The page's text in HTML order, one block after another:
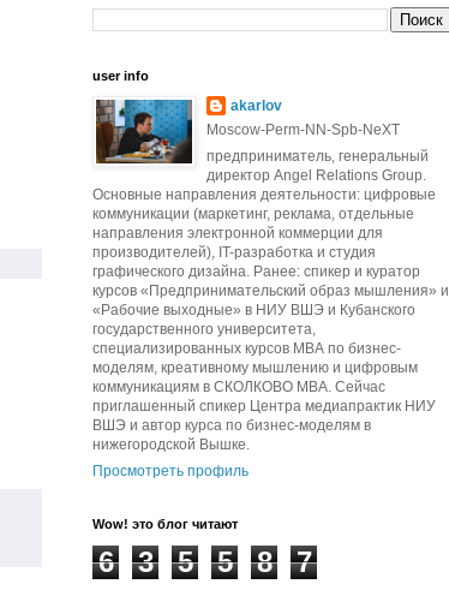
user info
akarlov
Moscow-Perm-NN-Spb-NeXT
предприниматель, генеральный
директор Angel Relations Group.
Основные направления деятельности: цифровые
коммуникации (маркетинг, реклама, отдельные
направления электронной коммерции для
производителей), IT-разработка и студия
графического дизайна. Ранее: спикер и куратор
курсов «Предпринимательский образ мышления» и
«Рабочие выходные» в НИУ ВШЭ и Кубанского
государственного университета,
специализированных курсов МВА по бизнес-
моделям, креативному мышлению и цифровым
коммуникациям в СКОЛКОВО МВА. Сейчас
приглашенный спикер Центра медиапрактик НИУ
ВШЭ и автор курса по бизнес-моделям в
нижегородской Вышке.
Просмотреть профиль
Wow! это блог читают
6 3 5 5 8 7